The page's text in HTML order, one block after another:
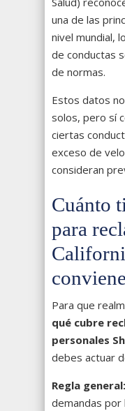
una de las
nivel mundial,
de conductas
de normas.
Estos datos
solos, pero sí
ciertas
exceso de
consideran
Cuánto
para
Para que
qué cubre
personales
debes actuar
Regla general:
demandas por